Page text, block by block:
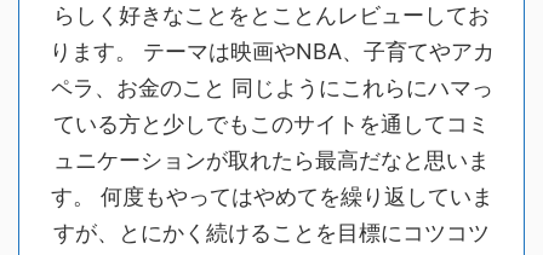
らしく好きなことをとことんレビューしてお
ります。 テーマは映画やNBA、子育てやアカ
ペラ、お金のこと 同じようにこれらにハマっ
ている方と少しでもこのサイトを通してコミ
ュニケーションが取れたら最高だなと思いま
す。 何度もやってはやめてを繰り返していま
すが、とにかく続けることを目標にコツコツ